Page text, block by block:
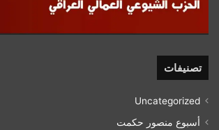
تصنيفات
Uncategorized
أسبوع منصور حكمت